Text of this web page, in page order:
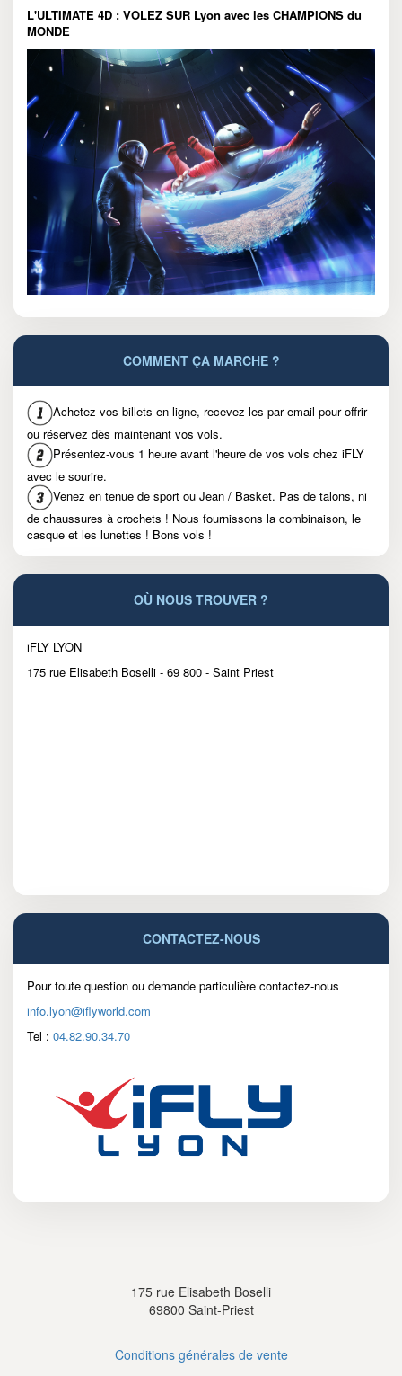
L'ULTIMATE 4D : VOLEZ SUR Lyon avec les CHAMPIONS du
MONDE
COMMENT ÇA MARCHE ?
Achetez vos billets en ligne, recevez-les par email pour offrir
ou réservez dès maintenant vos vols.
Présentez-vous 1 heure avant l'heure de vos vols chez iFLY
avec le sourire.
Venez en tenue de sport ou Jean / Basket. Pas de talons, ni
de chaussures à crochets ! Nous fournissons la combinaison, le
casque et les lunettes ! Bons vols !
OÙ NOUS TROUVER ?
iFLY LYON
175 rue Elisabeth Boselli - 69 800 - Saint Priest
CONTACTEZ-NOUS
Pour toute question ou demande particulière contactez-nous
info.lyon@iflyworld.com
Tel : 04.82.90.34.70
175 rue Elisabeth Boselli
69800 Saint-Priest
Conditions générales de vente